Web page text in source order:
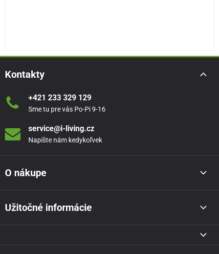
Kontakty
+421 233 329 129
Sme tu pre vás Po-Pi 9-16
service@i-living.cz
Napíšte nám kedykoľvek
O nákupe
Užitočné informácie